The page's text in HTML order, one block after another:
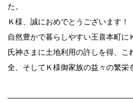
た。
Ｋ様、誠におめでとうございます！
自然豊かで暮らしやすい王喜本町に
氏神さまに土地利用の許しを得、こ
全、そしてＫ様御家族の益々の繁栄